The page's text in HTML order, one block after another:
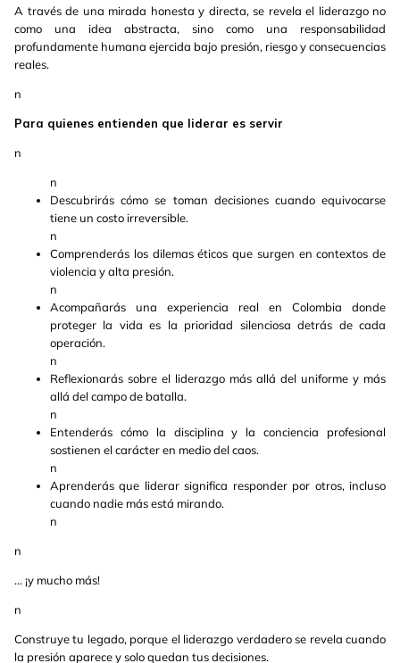
A través de una mirada honesta y directa, se revela el liderazgo no
como una idea abstracta, sino como una responsabilidad
profundamente humana ejercida bajo presión, riesgo y consecuencias
reales.
n
Para quienes entienden que liderar es servir
n
n
Descubrirás cómo se toman decisiones cuando equivocarse
tiene un costo irreversible.
n
Comprenderás los dilemas éticos que surgen en contextos de
violencia y alta presión.
n
Acompañarás una experiencia real en Colombia donde
proteger la vida es la prioridad silenciosa detrás de cada
operación.
n
Reflexionarás sobre el liderazgo más allá del uniforme y más
allá del campo de batalla.
n
Entenderás cómo la disciplina y la conciencia profesional
sostienen el carácter en medio del caos.
n
Aprenderás que liderar significa responder por otros, incluso
cuando nadie más está mirando.
n
n
… ¡y mucho más!
n
Construye tu legado, porque el liderazgo verdadero se revela cuando
la presión aparece y solo quedan tus decisiones.